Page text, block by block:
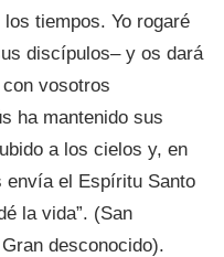
tiempos. Yo rogaré
discípulos– y os dará
vosotros
ha mantenido sus
a los cielos y, en
envía el Espíritu Santo
la vida”. (San
desconocido).